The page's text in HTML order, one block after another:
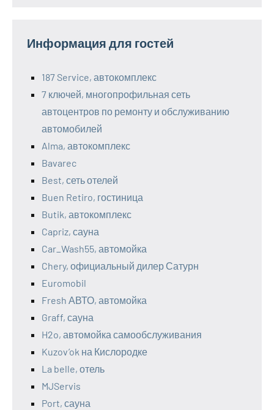
Информация для гостей
187 Service, автокомплекс
7 ключей, многопрофильная сеть
автоцентров по ремонту и обслуживанию
автомобилей
Alma, автокомплекс
Bavarec
Best, сеть отелей
Buen Retiro, гостиница
Butik, автокомплекс
Capriz, сауна
Car_Wash55, автомойка
Chery, официальный дилер Сатурн
Euromobil
Fresh АВТО, автомойка
Graff, сауна
H2o, автомойка самообслуживания
Kuzov’ok на Кислородке
La belle, отель
MJServis
Port, сауна